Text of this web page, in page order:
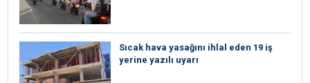
Sıcak hava yasağını ihlal eden 19 iş
yerine yazılı uyarı